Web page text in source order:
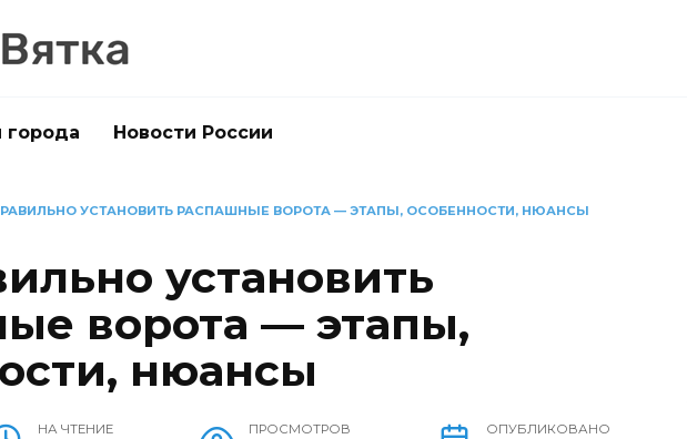
города Новости России
УСТАНОВИТЬ РАСПАШНЫЕ ВОРОТА — ЭТАПЫ, ОСОБЕННОСТИ, НЮАНСЫ
установить
ворота — этапы,
нюансы
НА ЧТЕНИЕ ПРОСМОТРОВ ОПУБЛИКОВАНО